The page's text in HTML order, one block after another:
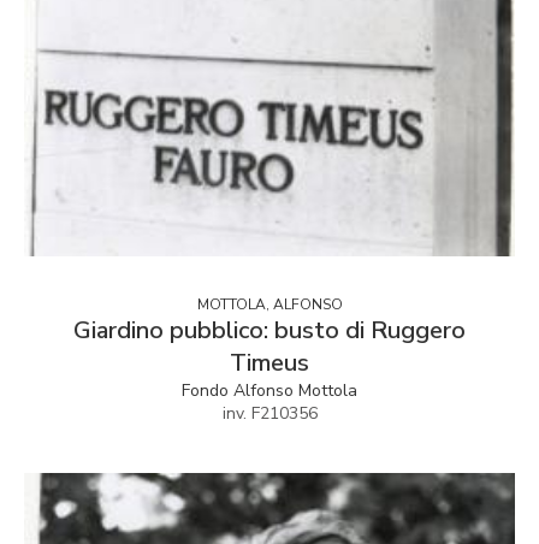
MOTTOLA, ALFONSO
Giardino pubblico: busto di Ruggero
Timeus
Fondo Alfonso Mottola
inv. F210356